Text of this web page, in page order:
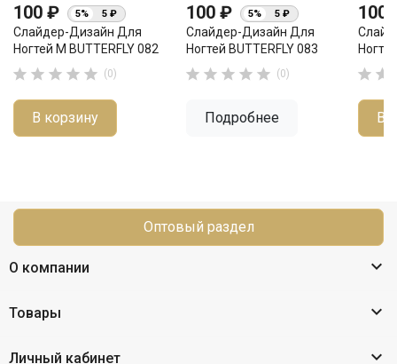
100 ₽ 5% 5 ₽
Слайдер-Дизайн Для
Ногтей М BUTTERFLY 082
     (0)
В корзину
100 ₽ 5% 5 ₽
Слайдер-Дизайн Для
Ногтей BUTTERFLY 083
     (0)
Подробнее
100
 
В
Оптовый раздел
О компании 
Товары 
Личный кабинет 